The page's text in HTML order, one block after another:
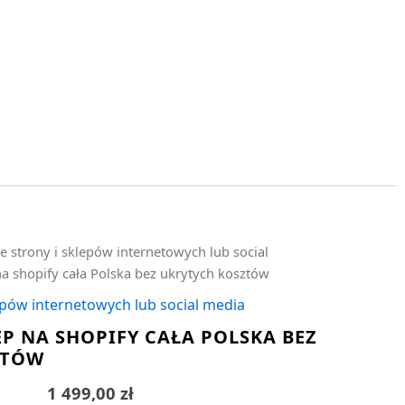
strony i sklepów internetowych lub social
shopify cała Polska bez ukrytych kosztów
internetowych lub social media
NA SHOPIFY CAŁA POLSKA BEZ
1 499,00 zł